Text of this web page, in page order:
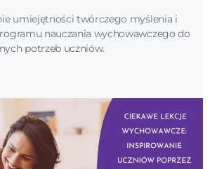
umiejętności twórczego myślenia i
nauczania wychowawczego do
potrzeb uczniów.